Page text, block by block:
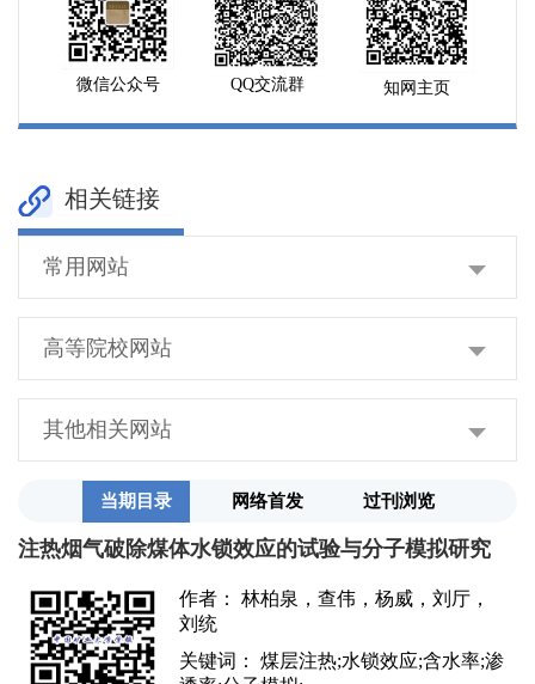
微信公众号 QQ交流群 知网主页
相关链接
常用网站
高等院校网站
其他相关网站
当期目录 网络首发 过刊浏览
注热烟气破除煤体水锁效应的试验与分子模拟研究
作者： 林柏泉，查伟，杨威，刘厅，
刘统
关键词： 煤层注热;水锁效应;含水率;渗